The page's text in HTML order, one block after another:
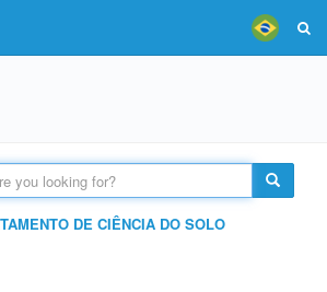
DE CIÊNCIA DO SOLO